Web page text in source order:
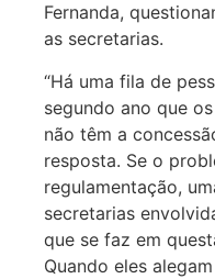
Fernanda,
as secretarias.
“Há uma fila de
segundo ano que
não têm a
resposta. Se o
regulamentação,
secretarias
que se faz em
Quando eles